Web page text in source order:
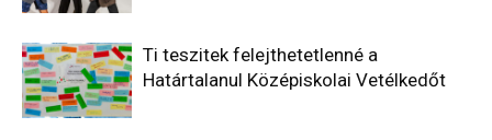
Ti teszitek felejthetetlenné a
Határtalanul Középiskolai Vetélkedőt